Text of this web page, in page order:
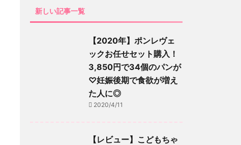
新しい記事一覧
【2020年】ポンレヴェ
ックお任せセット購入！
3,850円で34個のパンが
♡妊娠後期で食欲が増え
た人に◎
2020/4/11
【レビュー】こどもちゃ